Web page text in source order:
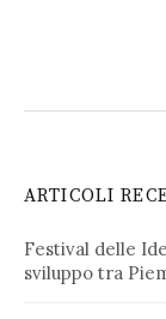
ARTICOLI
Festival delle
sviluppo tra